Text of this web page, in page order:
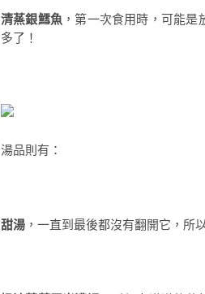
清蒸銀鱈魚 ，第一次食用時，可能
多了！
湯品則有：
甜湯 ，一直到最後都沒有翻開它，所